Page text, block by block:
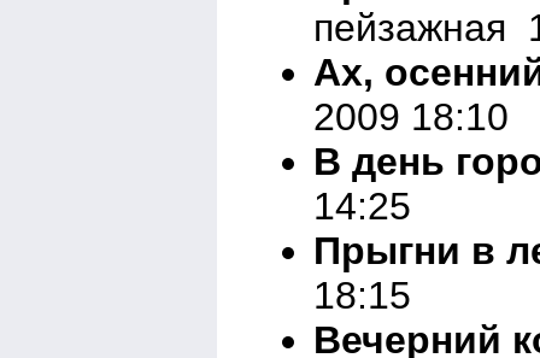
пейзажная
Ах,
2009 18:10
В день
14:25
Прыгни в
18:15
Вечерний